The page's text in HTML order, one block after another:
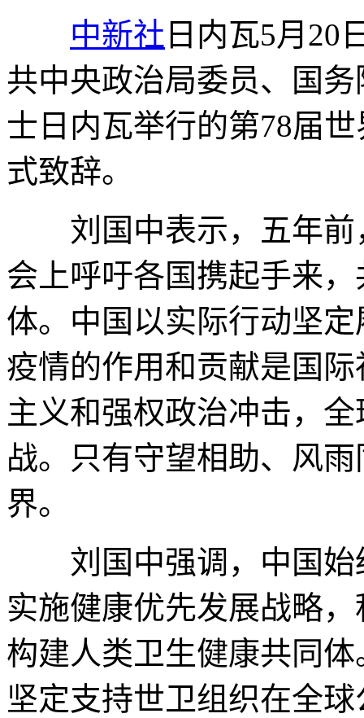
中新社 日内瓦5月20
共中央政治局委员、国
士日内瓦举行的第78届
式致辞。
刘国中表示，五年前
会上呼吁各国携起手来
体。中国以实际行动坚
疫情的作用和贡献是国
主义和强权政治冲击，
战。只有守望相助、风
界。
刘国中强调，中国始
实施健康优先发展战略
构建人类卫生健康共同
坚定支持世卫组织在全